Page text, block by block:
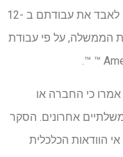
(39%) אמרו כי הם חוששים שהם עלולים לאבד את עבודתם ב -12
הממשלה, על פי עבודת
שליש מהמבוגרים המועסקים (65%) אמרו כי החברה או
אחרונים. הסקר
הוודאות הכלכלית